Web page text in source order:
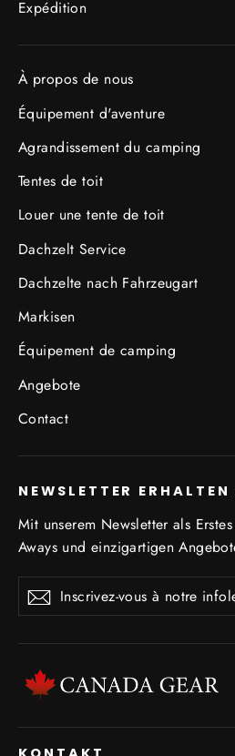
Expédition
À propos de nous
Équipement d'aventure
Agrandissement du camping
Tentes de toit
Louer une tente de toit
Dachzelt Service
Dachzelte nach Fahrzeugart
Markisen
Équipement de camping
Angebote
Contact
NEWSLETTER
Mit unserem Newsletter als
Aways und einzigartigen
Inscrivez-
vous
notre
infolettre
S'inscrireS'inscrire